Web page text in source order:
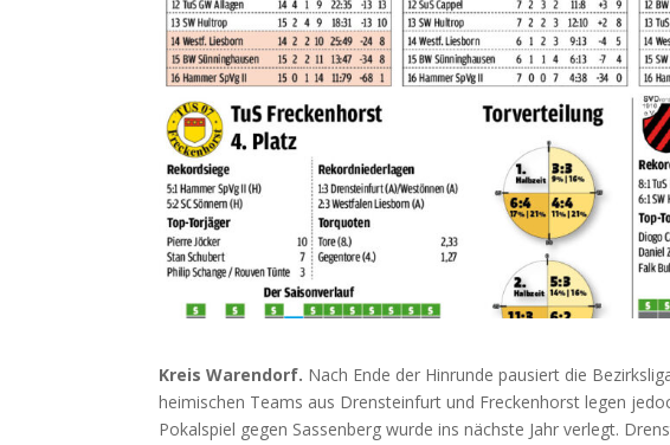
Kreis Warendorf. Nach Ende der Hinrunde pausiert die
heimischen Teams aus Drensteinfurt und Freckenhorst legen
Pokalspiel gegen Sassenberg wurde ins nächste Jahr verlegt.